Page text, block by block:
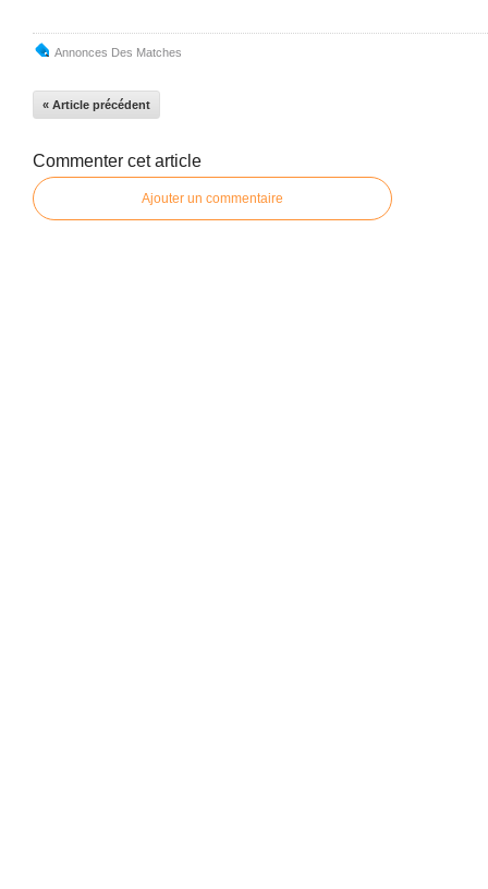
Annonces Des Matches
« Article précédent
Commenter cet article
Ajouter un commentaire